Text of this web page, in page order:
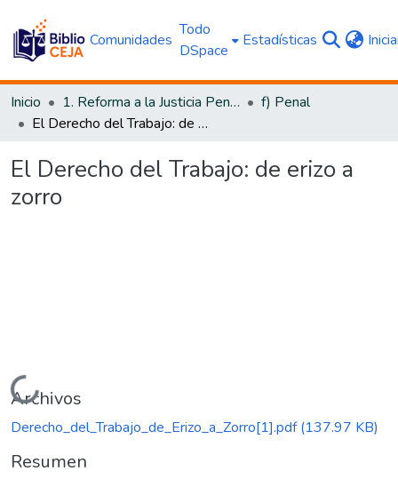
Comunidades
Todo
DSpace
Estadísticas
Inicio 1. Reforma a la Justicia Penal
f) Penal
El Derecho del Trabajo: de erizo a zorro
El Derecho del Trabajo: de erizo a
zorro
Cargando...
Archivos
Derecho_del_Trabajo_de_Erizo_a_Zorro[1].pdf(137.97 KB)
Resumen